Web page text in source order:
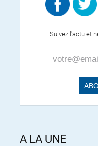
Suivez l'actu et
A LA UNE